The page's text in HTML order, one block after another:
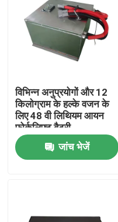
उत्पादों
विभिन्न अनुप्रयोगों और 12
किलोग्राम के हल्के वजन के
लिए 48 वी लिथियम आयन
फोर्कलिफ्ट बैटरी
जांच भेजें